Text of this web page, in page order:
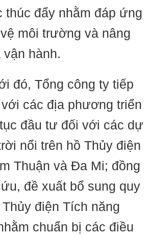
thúc đẩy nhằm đáp ứng
môi trường và nâng
hành.
đó, Tổng công ty tiếp
các địa phương triển
đầu tư đối với các dự
nổi trên hồ Thủy điện
Thuận và Đa Mi; đồng
đề xuất bổ sung quy
điện Tích năng
chuẩn bị các điều